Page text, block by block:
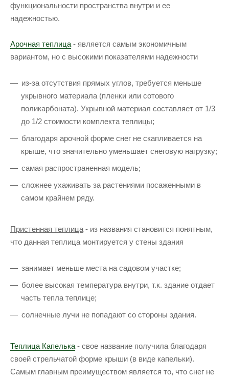
функциональности пространства внутри и ее
надежностью.
Арочная теплица - является самым экономичным
вариантом, но с высокими показателями надежности
из-за отсутствия прямых углов, требуется меньше
укрывного материала (пленки или сотового
поликарбоната). Укрывной материал составляет от 1/3
до 1/2 стоимости комплекта теплицы;
благодаря арочной форме снег не скапливается на
крыше, что значительно уменьшает снеговую нагрузку;
самая распространенная модель;
сложнее ухаживать за растениями посаженными в
самом крайнем ряду.
Пристенная теплица - из названия становится понятным,
что данная теплица монтируется у стены здания
занимает меньше места на садовом участке;
более высокая температура внутри, т.к. здание отдает
часть тепла теплице;
солнечные лучи не попадают со стороны здания.
Теплица Капелька - свое название получила благодаря
своей стрельчатой форме крыши (в виде капельки).
Самым главным преимуществом является то, что снег не